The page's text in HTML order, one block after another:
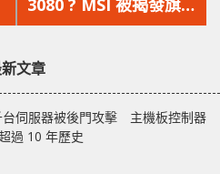
文
3080 ? MSI 被揭發旗下
網店以愈萬元炒價發售
文章
台伺服器被後門攻擊 主機板控制器
過 10 年歷史